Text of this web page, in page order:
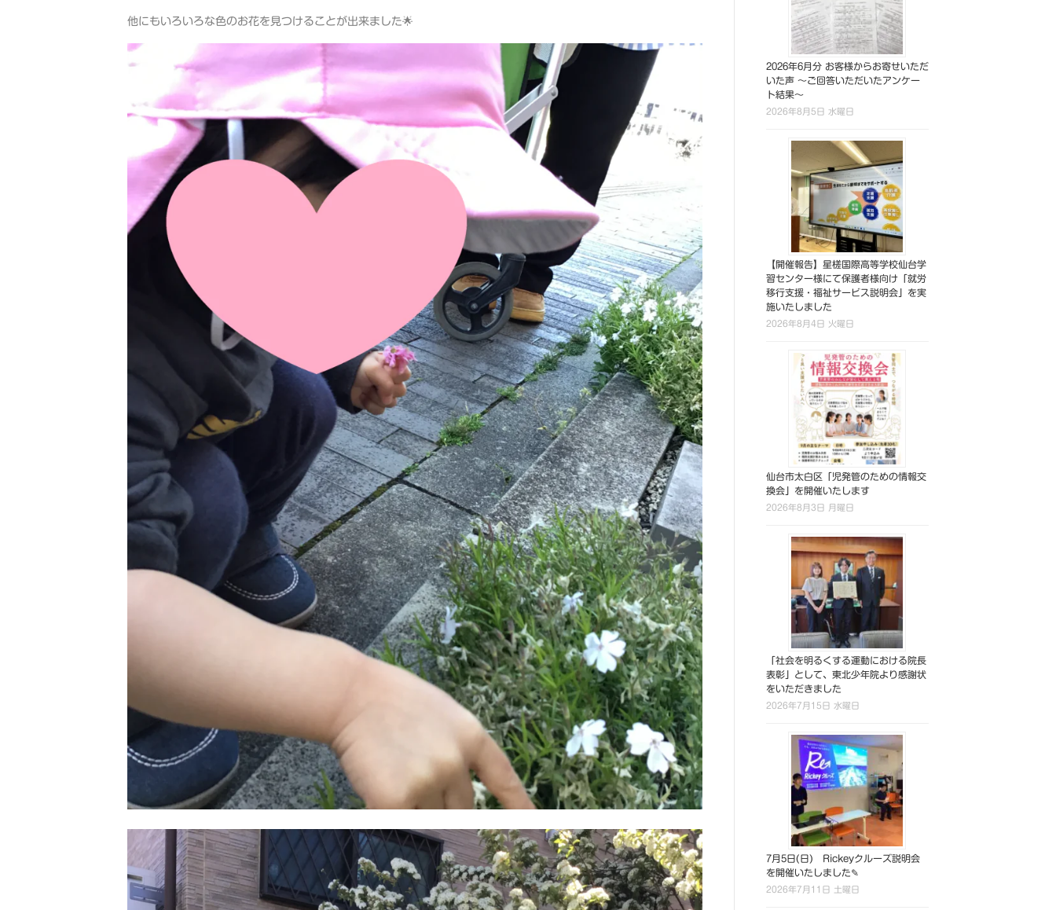
他にもいろいろな色のお花を見つけることが出来ました🌟
2026年6月分 お客様からお寄せいただ
いた声 ～ご回答いただいたアンケー
ト結果～
2026年8月5日 水曜日
【開催報告】星槎国際高等学校仙台学
習センター様にて保護者様向け「就労
移行支援・福祉サービス説明会」を実
施いたしました
2026年8月4日 火曜日
仙台市太白区「児発管のための情報交
換会」を開催いたします
2026年8月3日 月曜日
「社会を明るくする運動における院長
表彰」として、東北少年院より感謝状
をいただきました
2026年7月15日 水曜日
7月5日(日) Rickeyクルーズ説明会
を開催いたしました✎
2026年7月11日 土曜日